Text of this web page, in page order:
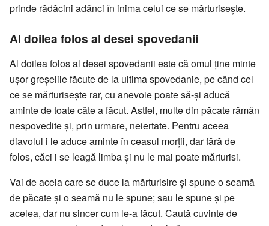
prinde rădăcini adânci în inima celui ce se mărturisește.
Al doilea folos al desei spovedanii
Al doilea folos al desei spovedanii este că omul ține minte
ușor greșelile făcute de la ultima spovedanie, pe când cel
ce se mărturisește rar, cu anevoie poate să-și aducă
aminte de toate câte a făcut. Astfel, multe din păcate rămân
nespovedite și, prin urmare, neiertate. Pentru aceea
diavolul i le aduce aminte în ceasul morții, dar fără de
folos, căci i se leagă limba și nu le mai poate mărturisi.
Vai de acela care se duce la mărturisire și spune o seamă
de păcate și o seamă nu le spune; sau le spune și pe
acelea, dar nu sincer cum le-a făcut. Caută cuvinte de